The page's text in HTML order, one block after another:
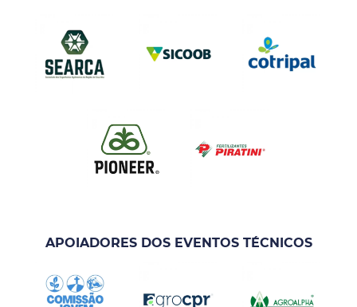
APOIADORES DOS EVENTOS TÉCNICOS